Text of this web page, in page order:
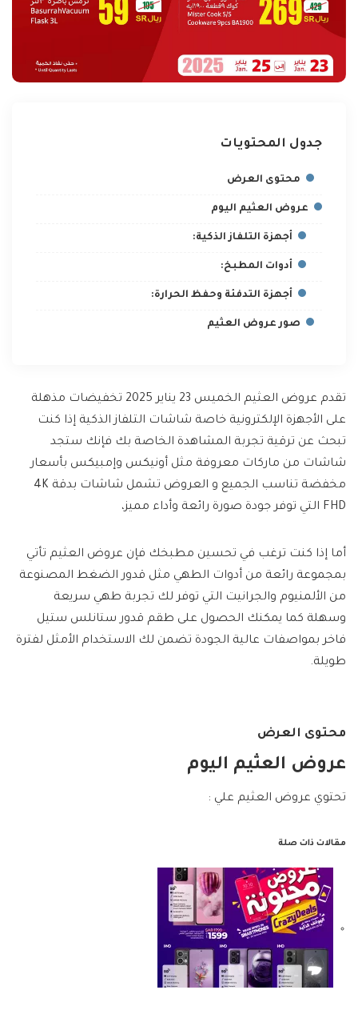
جدول المحتويات
محتوى العرض
عروض العثيم اليوم
أجهزة التلفاز الذكية:
أدوات المطبخ:
أجهزة التدفئة وحفظ الحرارة:
صور عروض العثيم
تقدم عروض العثيم الخميس 23 يناير 2025 تخفيضات مذهلة
على الأجهزة الإلكترونية خاصة شاشات التلفاز الذكية إذا كنت
تبحث عن ترقية تجربة المشاهدة الخاصة بك فإنك ستجد
شاشات من ماركات معروفة مثل أونيكس وإمبيكس بأسعار
مخفضة تناسب الجميع و العروض تشمل شاشات بدقة 4K
FHD التي توفر جودة صورة رائعة وأداء مميز،
أما إذا كنت ترغب في تحسين مطبخك فإن عروض العثيم تأتي
بمجموعة رائعة من أدوات الطهي مثل قدور الضغط المصنوعة
من الألمنيوم والجرانيت التي توفر لك تجربة طهي سريعة
وسهلة كما يمكنك الحصول على طقم قدور ستانلس ستيل
فاخر بمواصفات عالية الجودة تضمن لك الاستخدام الأمثل لفترة
طويلة.
محتوى العرض
عروض العثيم اليوم
تحتوي عروض العثيم علي :
مقالات ذات صلة